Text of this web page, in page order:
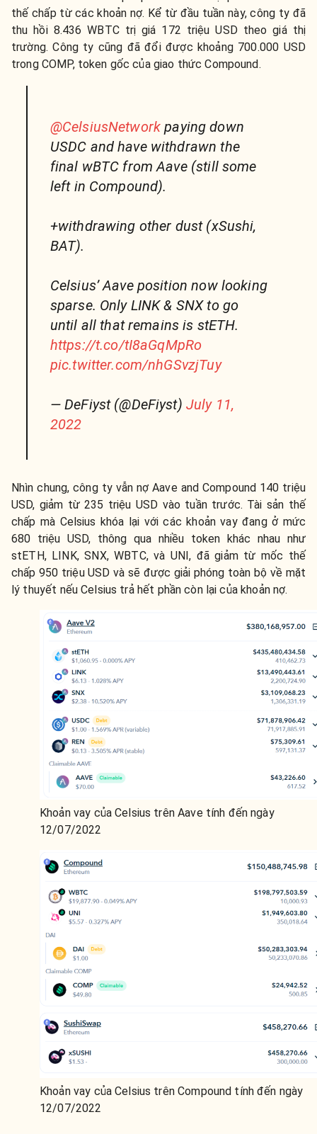
thế chấp từ các khoản nợ. Kể từ đầu tuần này, công ty đã
thu hồi 8.436 WBTC trị giá 172 triệu USD theo giá thị
trường. Công ty cũng đã đổi được khoảng 700.000 USD
trong COMP, token gốc của giao thức Compound.
@CelsiusNetwork paying down
USDC and have withdrawn the
final wBTC from Aave (still some
left in Compound).
+withdrawing other dust (xSushi,
BAT).
Celsius’ Aave position now looking
sparse. Only LINK & SNX to go
until all that remains is stETH.
https://t.co/tI8aGqMpRo
pic.twitter.com/nhGSvzjTuy
— DeFiyst (@DeFiyst) July 11,
2022
Nhìn chung, công ty vẫn nợ Aave and Compound 140 triệu
USD, giảm từ 235 triệu USD vào tuần trước. Tài sản thế
chấp mà Celsius khóa lại với các khoản vay đang ở mức
680 triệu USD, thông qua nhiều token khác nhau như
stETH, LINK, SNX, WBTC, và UNI, đã giảm từ mốc thế
chấp 950 triệu USD và sẽ được giải phóng toàn bộ về mặt
lý thuyết nếu Celsius trả hết phần còn lại của khoản nợ.
Khoản vay của Celsius trên Aave tính đến ngày
12/07/2022
Khoản vay của Celsius trên Compound tính đến ngày
12/07/2022